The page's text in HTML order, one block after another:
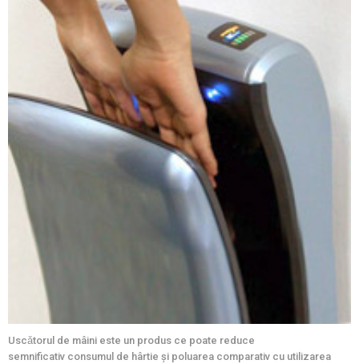
Uscǎtorul de mâini este un produs ce poate reduce
semnificativ consumul de hârtie și poluarea comparativ cu utilizarea